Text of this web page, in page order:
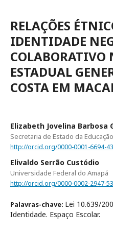
RELAÇÕES
IDENTIDADE
COLABORATIVO
ESTADUAL
COSTA EM
Elizabeth Jovelina Barbosa
Secretaria de Estado da
http://orcid.org/0000-0001-6694-
Elivaldo Serrão Custódio
Universidade Federal do Amapá
http://orcid.org/0000-0002-2947-
Palavras-chave: Lei 10.639/
Identidade. Espaço Escolar.